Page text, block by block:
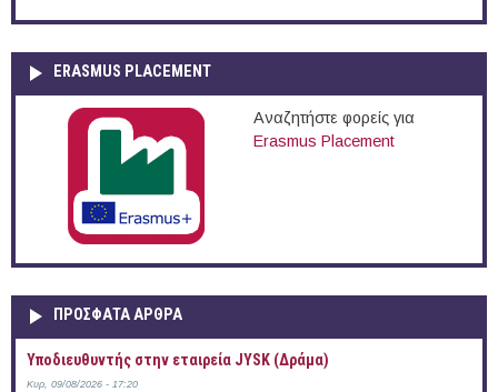
ERASMUS PLACEMENT
Αναζητήστε φορείς για
Erasmus Placement
ΠΡOΣΦΑΤΑ AΡΘΡΑ
Υποδιευθυντής στην εταιρεία JYSK (Δράμα)
Κυρ, 09/08/2026 - 17:20